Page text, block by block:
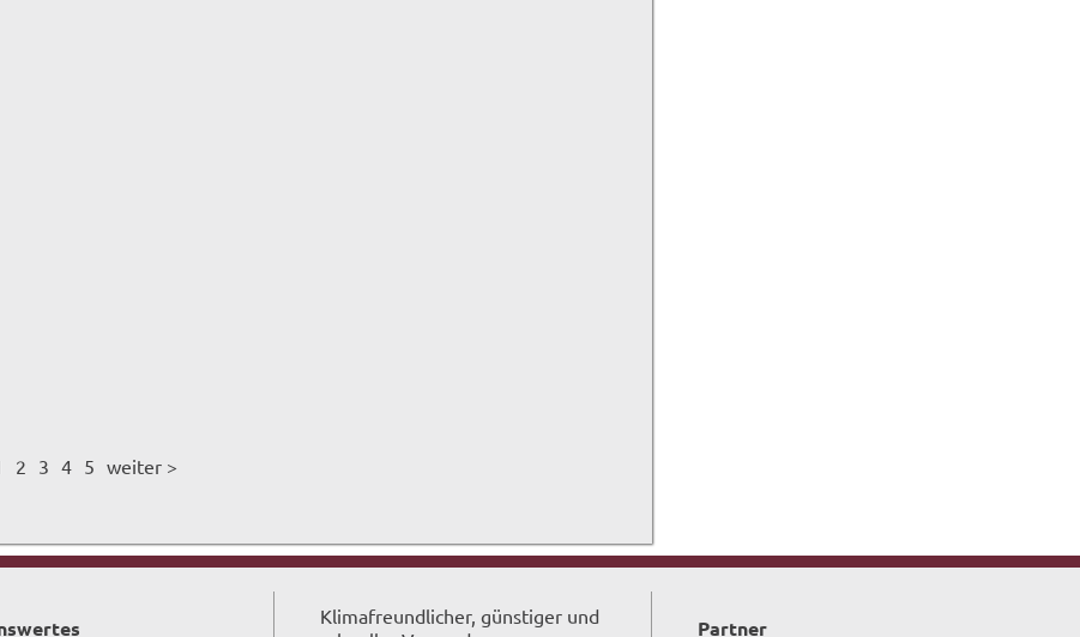
2 3 4 5 weiter >
Klimafreundlicher, günstiger und
Partner